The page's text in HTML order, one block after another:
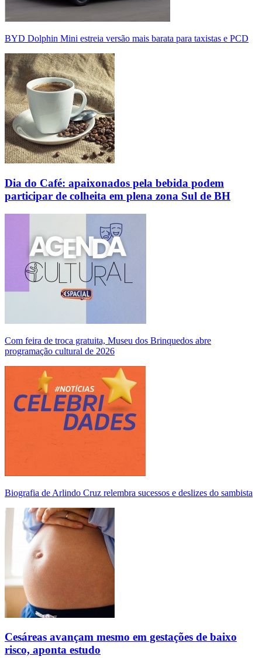
BYD Dolphin Mini estreia versão mais barata para taxistas e PCD
Dia do Café: apaixonados pela bebida podem
participar de colheita em plena zona Sul de BH
Com feira de troca gratuita, Museu dos Brinquedos abre
programação cultural de 2026
Biografia de Arlindo Cruz relembra sucessos e deslizes do sambista
Cesáreas avançam mesmo em gestações de baixo
risco, aponta estudo